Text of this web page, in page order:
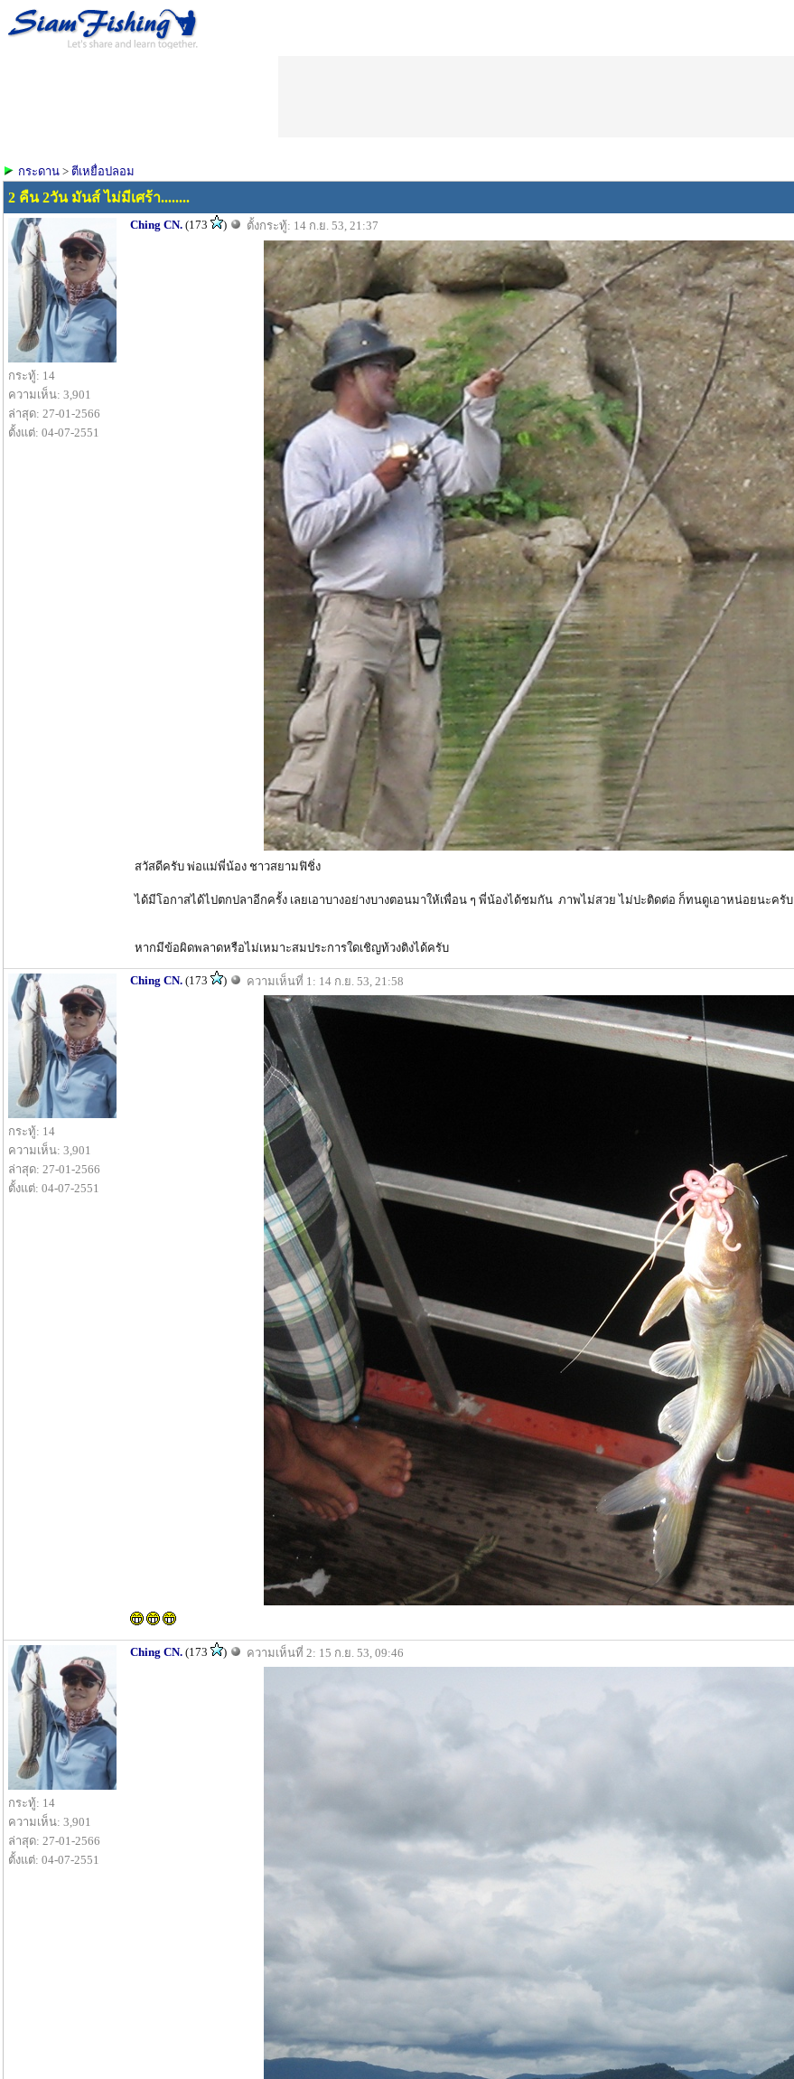
กระดาน > ตีเหยื่อปลอม
2 คืน 2วัน มันส์ ไม่มีเศร้า........
กระทู้: 14
ความเห็น: 3,901
ล่าสุด: 27-01-2566
ตั้งแต่: 04-07-2551
Ching CN. (173 ) ตั้งกระทู้: 14 ก.ย. 53, 21:37
สวัสดีครับ พ่อแม่พี่น้อง ชาวสยามฟิชิ่ง
ได้มีโอกาสได้ไปตกปลาอีกครั้ง เลยเอาบางอย่างบางตอนมาให้เพื่อน ๆ พี่น้องได้ชมกัน ภาพไม่สวย ไม่ปะติดต่อ ก็ทนดูเอาหน่อยนะครับ
หากมีข้อผิดพลาดหรือไม่เหมาะสมประการใดเชิญท้วงติงได้ครับ
กระทู้: 14
ความเห็น: 3,901
ล่าสุด: 27-01-2566
ตั้งแต่: 04-07-2551
Ching CN. (173 ) ความเห็นที่ 1: 14 ก.ย. 53, 21:58
กระทู้: 14
ความเห็น: 3,901
ล่าสุด: 27-01-2566
ตั้งแต่: 04-07-2551
Ching CN. (173 ) ความเห็นที่ 2: 15 ก.ย. 53, 09:46